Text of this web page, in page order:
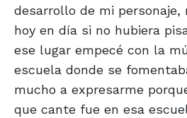
desarrollo de mi personaje,
hoy en día si no hubiera
ese lugar empecé con la
escuela donde se
mucho a expresarme
que cante fue en esa